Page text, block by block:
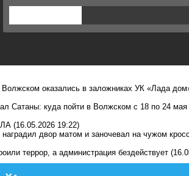
оказались в заложниках УК «Лада
Сатаны: куда пойти в Волжском с 18 по 24 мая
(16.05.2026 19:22)
двор матом и заночевал на чужом
террор, а администрация бездействует